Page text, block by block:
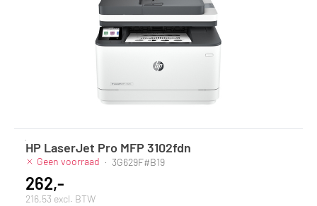
HP LaserJet Pro MFP 3102fdn
Geen voorraad · 3G629F#B19
262,-
216,53 excl. BTW